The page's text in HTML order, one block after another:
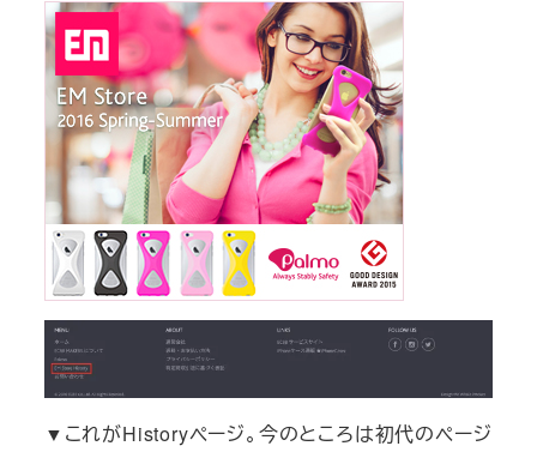
▼これがHistoryページ。今のところは初代のページ